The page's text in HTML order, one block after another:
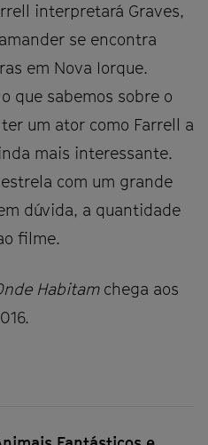
interpretará Graves,
se encontra
em Nova Iorque.
que sabemos sobre o
um ator como Farrell a
mais interessante.
com um grande
dúvida, a quantidade
filme.
Habitamchega aos